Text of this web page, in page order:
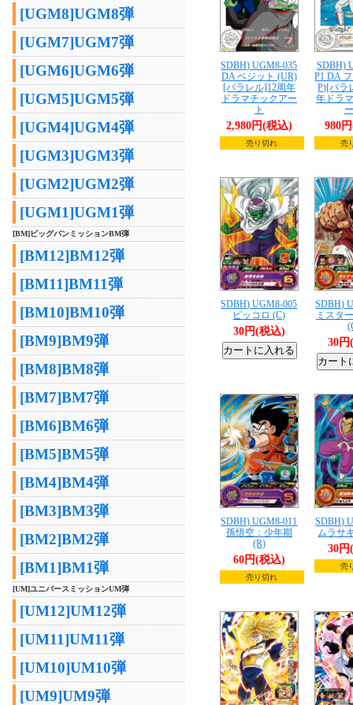
[UGM8]UGM8弾
[UGM7]UGM7弾
[UGM6]UGM6弾
[UGM5]UGM5弾
[UGM4]UGM4弾
[UGM3]UGM3弾
[UGM2]UGM2弾
[UGM1]UGM1弾
[BM]ビッグバンミッションBM弾
[BM12]BM12弾
[BM11]BM11弾
[BM10]BM10弾
[BM9]BM9弾
[BM8]BM8弾
[BM7]BM7弾
[BM6]BM6弾
[BM5]BM5弾
[BM4]BM4弾
[BM3]BM3弾
[BM2]BM2弾
[BM1]BM1弾
[UM]ユニバースミッションUM弾
[UM12]UM12弾
[UM11]UM11弾
[UM10]UM10弾
[UM9]UM9弾
SDBH) UGM8-035
DA ベジット (UR)
[パラレル]12周年
ドラマチックアー
ト
2,980円(税込)
売り切れ
SDBH)
P1 DA
P)[パラ
年ドラ
980
売
SDBH) UGM8-005
ピッコロ (C)
30円(税込)
SDBH)
ミスタ
30円
SDBH) UGM8-011
孫悟空：少年期
(R)
60円(税込)
売り切れ
SDBH)
ムラサ
30円
売